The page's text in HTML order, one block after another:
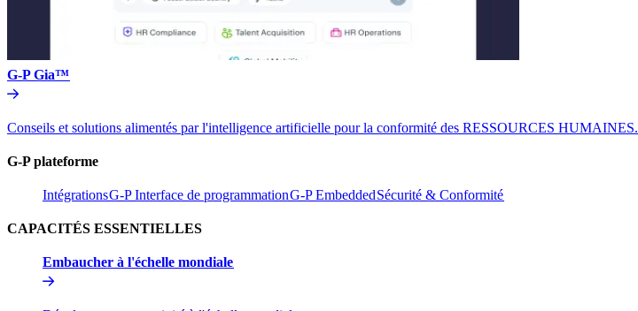
G-P Gia™​​
Conseils et solutions alimentés par l'intelligence artificielle pour la conformité des RESSOURCES HUMAINES.​​
G-P plateforme​​
Intégrations​​G-P Interface de programmation​​G-P Embedded​​Sécurité & Conformité​​
CAPACITÉS ESSENTIELLES​​
Embaucher à l'échelle mondiale​​